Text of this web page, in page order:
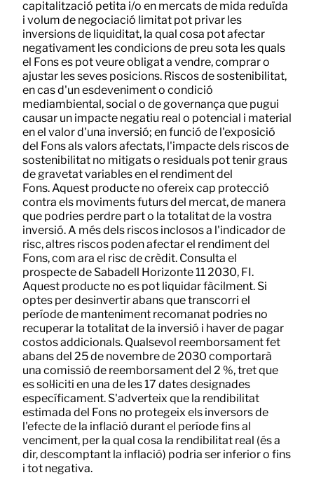
capitalització petita i/o en mercats de mida reduïda
i volum de negociació limitat pot privar les
inversions de liquiditat, la qual cosa pot afectar
negativament les condicions de preu sota les quals
el Fons es pot veure obligat a vendre, comprar o
ajustar les seves posicions. Riscos de sostenibilitat,
en cas d'un esdeveniment o condició
mediambiental, social o de governança que pugui
causar un impacte negatiu real o potencial i material
en el valor d'una inversió; en funció de l'exposició
del Fons als valors afectats, l'impacte dels riscos de
sostenibilitat no mitigats o residuals pot tenir graus
de gravetat variables en el rendiment del
Fons. Aquest producte no ofereix cap protecció
contra els moviments futurs del mercat, de manera
que podries perdre part o la totalitat de la vostra
inversió. A més dels riscos inclosos a l'indicador de
risc, altres riscos poden afectar el rendiment del
Fons, com ara el risc de crèdit. Consulta el
prospecte de Sabadell Horizonte 11 2030, FI.
Aquest producte no es pot liquidar fàcilment. Si
optes per desinvertir abans que transcorri el
període de manteniment recomanat podries no
recuperar la totalitat de la inversió i haver de pagar
costos addicionals. Qualsevol reemborsament fet
abans del 25 de novembre de 2030 comportarà
una comissió de reemborsament del 2 %, tret que
es sol·liciti en una de les 17 dates designades
específicament. S'adverteix que la rendibilitat
estimada del Fons no protegeix els inversors de
l'efecte de la inflació durant el període fins al
venciment, per la qual cosa la rendibilitat real (és a
dir, descomptant la inflació) podria ser inferior o fins
i tot negativa.